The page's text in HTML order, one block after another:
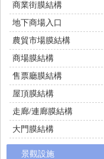
商業街膜結構
地下商場入口
農貿市場膜結構
商場膜結構
售票廳膜結構
屋頂膜結構
走廊/連廊膜結構
大門膜結構
景觀設施